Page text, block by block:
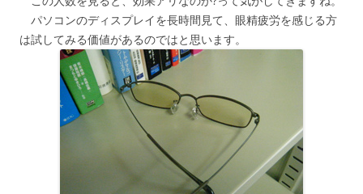
パソコンのディスプレイを長時間見て、眼精疲労を感じる方
は試してみる価値があるのではと思います。